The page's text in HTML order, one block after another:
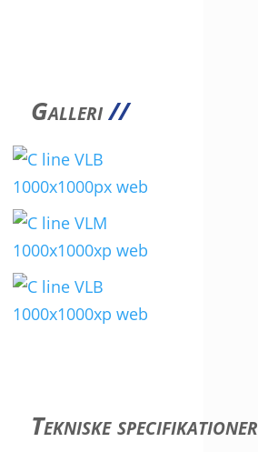
Galleri//
Tekniske specifikationer